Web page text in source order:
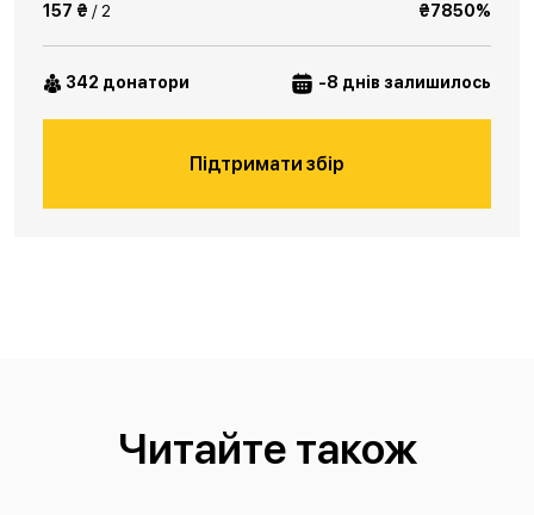
157 ₴ / 2 ₴7850%
342 донатори -8 днів залишилось
Підтримати збір
Читайте також